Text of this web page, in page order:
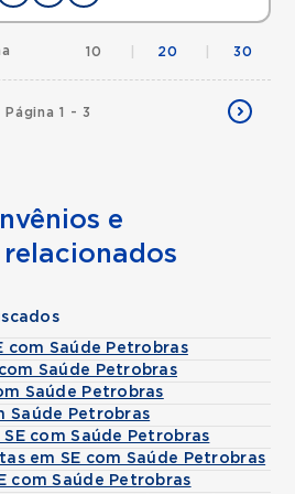
Página 1 - 3
10 20 30
e
com Saúde Petrobras
Saúde Petrobras
Saúde Petrobras
Saúde Petrobras
com Saúde Petrobras
em SE com Saúde Petrobras
com Saúde Petrobras